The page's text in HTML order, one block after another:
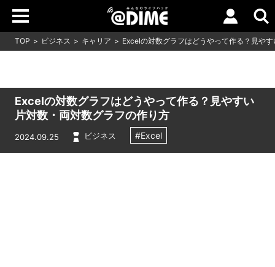
TOP ビジネス キャリア Excelの対数グラフはどうやって作る？見や
Excelの対数グラフはどうやって作る？見やすい
片対数・両対数グラフの作り方
2024.09.25 ビジネス #Excel